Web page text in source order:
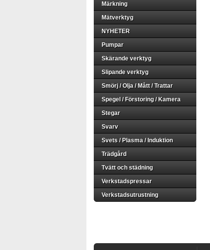
Märkning
Mätverktyg
NYHETER
Pumpar
Skärande verktyg
Slipande verktyg
Smörj / Olja / Mått / Trattar
Spegel / Förstoring / Kamera
Stegar
Svarv
Svets / Plasma / Induktion
Trädgård
Tvätt och städning
Verkstadspressar
Verkstadsutrustning